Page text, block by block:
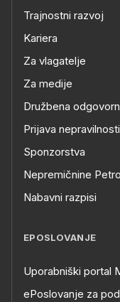
Trajnostni razvoj
Kariera
Za vlagatelje
Za medije
Družbena
Prijava nepravilnosti
Sponzorstva
Nepremičnine
Nabavni razpisi
EPOSLOVANJE
Uporabniški portal
ePoslovanje za